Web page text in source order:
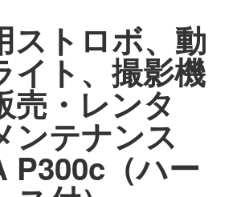
ストロボ、動
イト、撮影機
売・レンタ
ンテナンス
P300c（ハー